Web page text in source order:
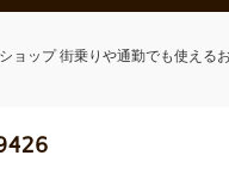
ョップ 街乗りや通勤でも使え